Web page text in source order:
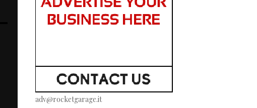
adv@rocketgarage.it